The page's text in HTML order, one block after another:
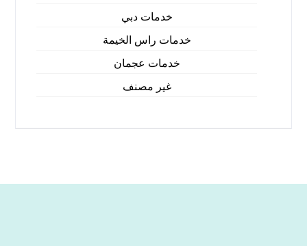
خدمات دبي
خدمات راس الخيمة
خدمات عجمان
غير مصنف